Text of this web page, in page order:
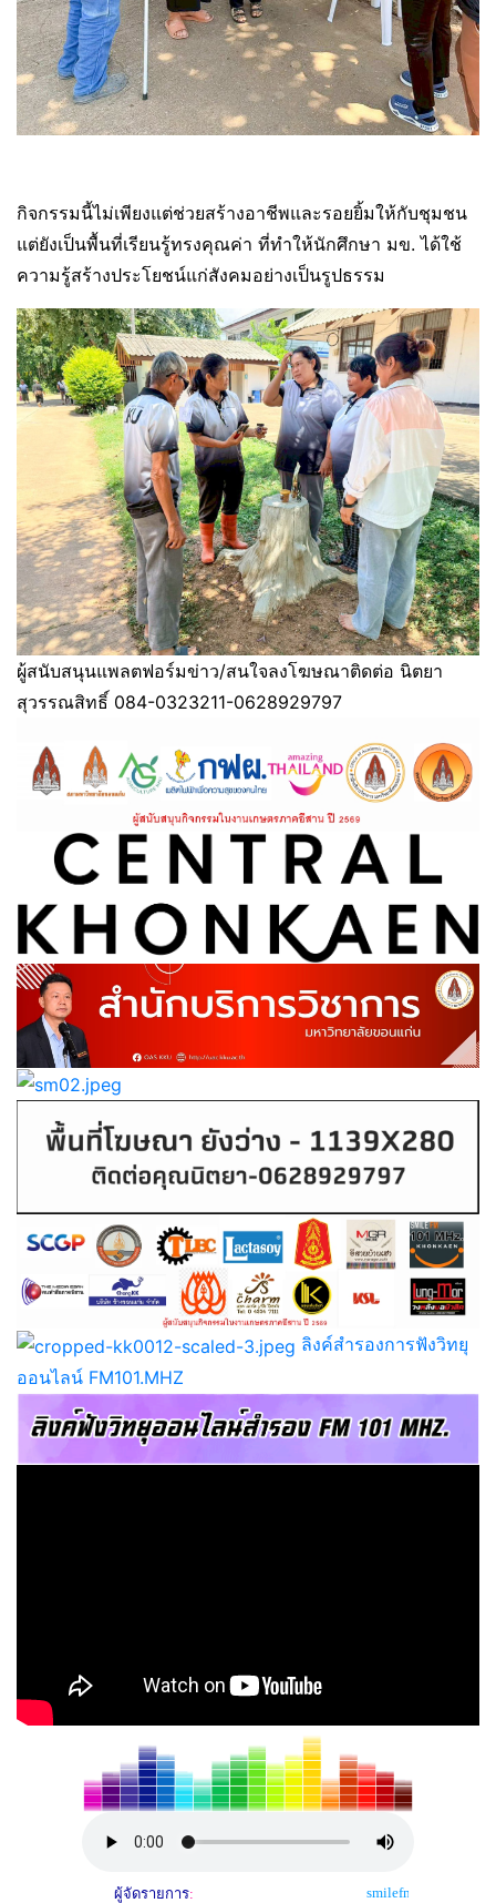
กิจกรรมนี้ไม่เพียงแต่ช่วยสร้างอาชีพและรอยยิ้มให้กับชุมชน
แต่ยังเป็นพื้นที่เรียนรู้ทรงคุณค่า ที่ทำให้นักศึกษา มข. ได้ใช้
ความรู้สร้างประโยชน์แก่สังคมอย่างเป็นรูปธรรม
ผู้สนับสนุนแพลตฟอร์มข่าว/สนใจลงโฆษณาติดต่อ นิตยา
สุวรรณสิทธิ์ 084-0323211-0628929797
ลิงค์สำรองการฟังวิทยุ
ออนไลน์ FM101.MHZ